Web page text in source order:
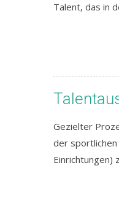
Talent, das in
Gezielter
der sportlichen
Einrichtungen)